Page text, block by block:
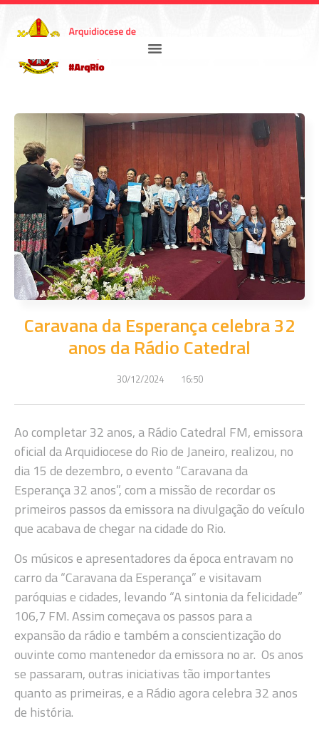
Caravana da Esperança celebra 32
anos da Rádio Catedral
30/12/2024 16:50
Ao completar 32 anos, a Rádio Catedral FM, emissora
oficial da Arquidiocese do Rio de Janeiro, realizou, no
dia 15 de dezembro, o evento “Caravana da
Esperança 32 anos”, com a missão de recordar os
primeiros passos da emissora na divulgação do veículo
que acabava de chegar na cidade do Rio.
Os músicos e apresentadores da época entravam no
carro da “Caravana da Esperança” e visitavam
paróquias e cidades, levando “A sintonia da felicidade”
106,7 FM. Assim começava os passos para a
expansão da rádio e também a conscientização do
ouvinte como mantenedor da emissora no ar. Os anos
se passaram, outras iniciativas tão importantes
quanto as primeiras, e a Rádio agora celebra 32 anos
de história.